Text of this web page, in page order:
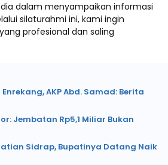
dalam menyampaikan informasi
silaturahmi ini, kami ingin
profesional dan saling
AKP Abd. Samad: Berita
Jembatan Rp5,1 Miliar Bukan
Sidrap, Bupatinya Datang Naik